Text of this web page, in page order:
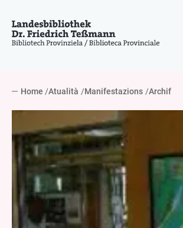
Home Atualità Manifestazions Archif